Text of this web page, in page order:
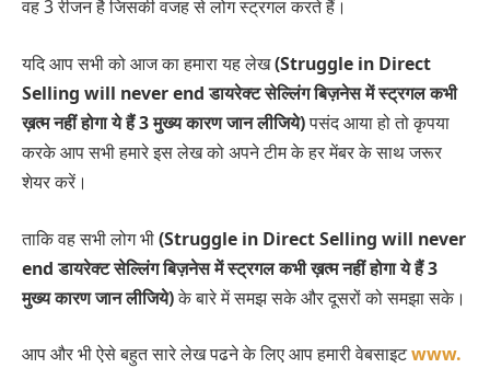
वह 3 रीजन है जिसकी वजह से लोग स्ट्रगल करते हैं।
यदि आप सभी को आज का हमारा यह लेख(Struggle in Direct
Selling will never end डायरेक्ट सेल्लिंग बिज़नेस में स्ट्रगल कभी
ख़त्म नहीं होगा ये हैं 3 मुख्य कारण जान लीजिये)पसंद आया हो तो कृपया
करके आप सभी हमारे इस लेख को अपने टीम के हर मेंबर के साथ जरूर
शेयर करें।
ताकि वह सभी लोग भी(Struggle in Direct Selling will never
end डायरेक्ट सेल्लिंग बिज़नेस में स्ट्रगल कभी ख़त्म नहीं होगा ये हैं 3
मुख्य कारण जान लीजिये)के बारे में समझ सके और दूसरों को समझा सके।
आप और भी ऐसे बहुत सारे लेख पढने के लिए आप हमारी वेबसाइटwww.